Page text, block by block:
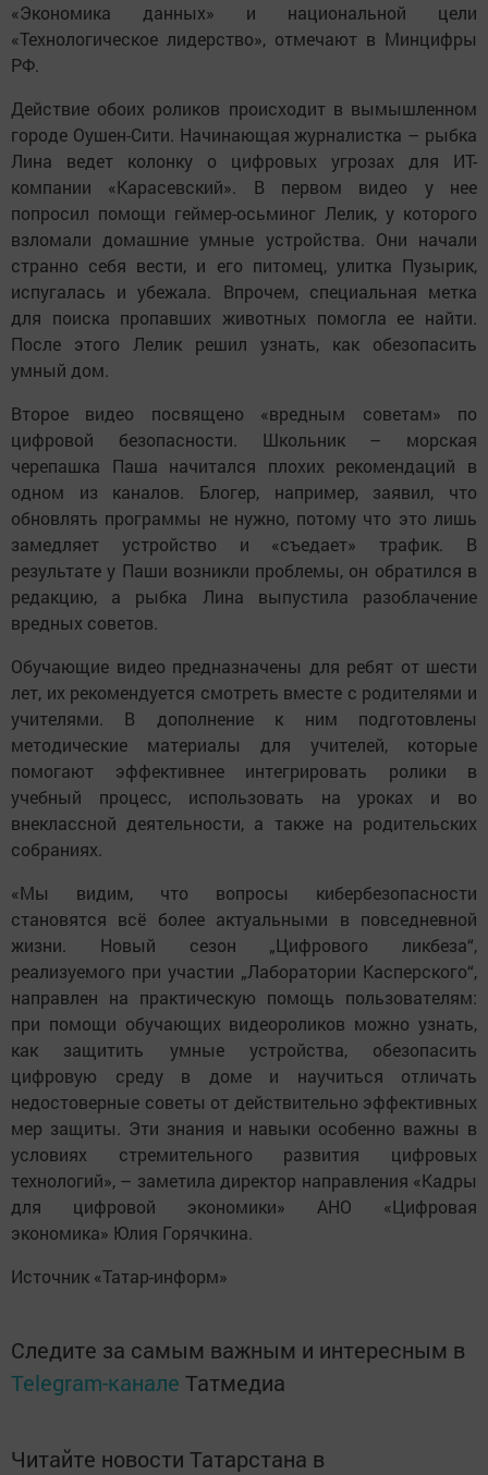
«Экономика данных» и национальной цели
«Технологическое лидерство», отмечают в Минцифры
РФ.
Действие обоих роликов происходит в вымышленном
городе Оушен-Сити. Начинающая журналистка – рыбка
Лина ведет колонку о цифровых угрозах для ИТ-
компании «Карасевский». В первом видео у нее
попросил помощи геймер-осьминог Лелик, у которого
взломали домашние умные устройства. Они начали
странно себя вести, и его питомец, улитка Пузырик,
испугалась и убежала. Впрочем, специальная метка
для поиска пропавших животных помогла ее найти.
После этого Лелик решил узнать, как обезопасить
умный дом.
Второе видео посвящено «вредным советам» по
цифровой безопасности. Школьник – морская
черепашка Паша начитался плохих рекомендаций в
одном из каналов. Блогер, например, заявил, что
обновлять программы не нужно, потому что это лишь
замедляет устройство и «съедает» трафик. В
результате у Паши возникли проблемы, он обратился в
редакцию, а рыбка Лина выпустила разоблачение
вредных советов.
Обучающие видео предназначены для ребят от шести
лет, их рекомендуется смотреть вместе с родителями и
учителями. В дополнение к ним подготовлены
методические материалы для учителей, которые
помогают эффективнее интегрировать ролики в
учебный процесс, использовать на уроках и во
внеклассной деятельности, а также на родительских
собраниях.
«Мы видим, что вопросы кибербезопасности
становятся всё более актуальными в повседневной
жизни. Новый сезон „Цифрового ликбеза“,
реализуемого при участии „Лаборатории Касперского“,
направлен на практическую помощь пользователям:
при помощи обучающих видеороликов можно узнать,
как защитить умные устройства, обезопасить
цифровую среду в доме и научиться отличать
недостоверные советы от действительно эффективных
мер защиты. Эти знания и навыки особенно важны в
условиях стремительного развития цифровых
технологий», – заметила директор направления «Кадры
для цифровой экономики» АНО «Цифровая
экономика» Юлия Горячкина.
Источник «Татар-информ»
Следите за самым важным и интересным в
Telegram-канале Татмедиа
Читайте новости Татарстана в